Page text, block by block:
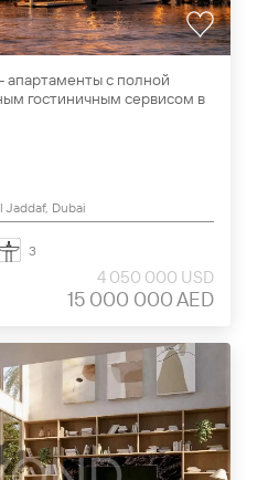
апартаменты с полной
гостиничным сервисом в
Jaddaf, Dubai
3
4 050 000 USD
15 000 000 AED